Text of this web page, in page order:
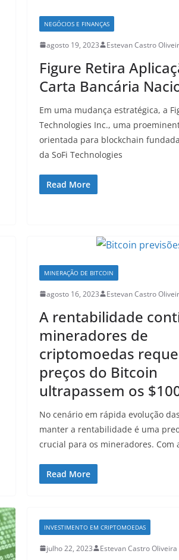
NEGÓCIOS E FINANÇAS
agosto 19, 2023 Estevan Castro
Figure Retira
Carta Bancária
Em uma mudança estratégica, a
Technologies Inc., uma
orientada para blockchain
da SoFi Technologies
Read More
MINERAÇÃO DE BITCOIN
agosto 16, 2023 Estevan Castro
A rentabilidade
mineradores de
criptomoedas
preços do Bitcoin
ultrapassem os
No cenário em rápida evolução
manter a rentabilidade é uma
crucial para os mineradores. Com
Read More
INVESTIMENTO EM CRIPTOMOEDAS
julho 22, 2023 Estevan Castro Oliveira